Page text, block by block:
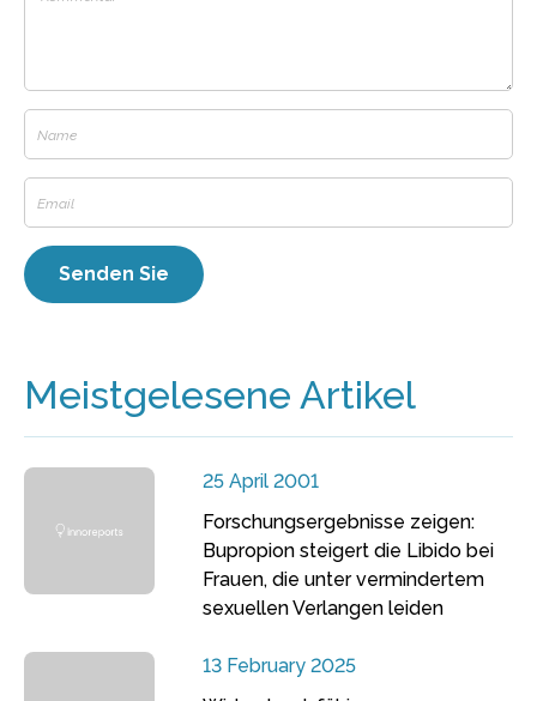
Meistgelesene Artikel
25 April 2001
Forschungsergebnisse zeigen:
Bupropion steigert die Libido bei
Frauen, die unter vermindertem
sexuellen Verlangen leiden
13 February 2025